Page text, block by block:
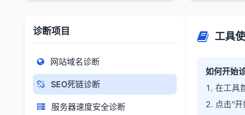
诊断项目
网站域名诊断
SEO死链诊断
服务器速度安全诊断
工具
如何开始
在工具
点击"